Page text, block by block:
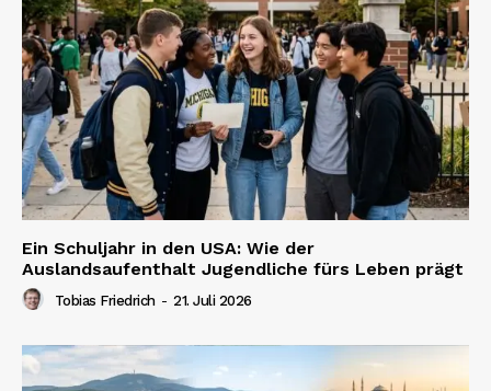
Ein Schuljahr in den USA: Wie der
Auslandsaufenthalt Jugendliche fürs Leben prägt
Tobias Friedrich - 21. Juli 2026